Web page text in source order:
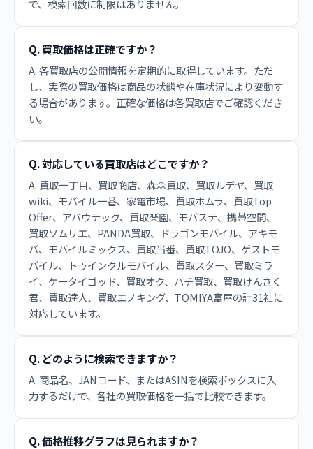
で、検索回数に制限はありません。
Q. 買取価格は正確ですか？
A. 各買取店の公開情報を定期的に取得しています。ただ
し、実際の買取価格は商品の状態や在庫状況により変動す
る場合があります。正確な価格は各買取店でご確認くださ
い。
Q. 対応している買取店はどこですか？
A. 買取一丁目、買取商店、森森買取、買取ルデヤ、買取
wiki、モバイル一番、家電市場、買取ホムラ、買取Top
Offer、アバウテック、買取楽園、モバステ、携帯空間、
買取ソムリエ、PANDA買取、ドラゴンモバイル、アキモ
バ、モバイルミックス、買取当番、買取TOJO、ゲストモ
バイル、トゥインクルモバイル、買取スター、買取ミラ
イ、ケータイゴッド、買取オク、ハチ買取、買取けんさく
君、買取達人、買取エノキング、TOMIYA富屋の計31社に
対応しています。
Q. どのように検索できますか？
A. 商品名、JANコード、またはASINを検索ボックスに入
力するだけで、各社の買取価格を一括で比較できます。
Q. 価格推移グラフは見られますか？